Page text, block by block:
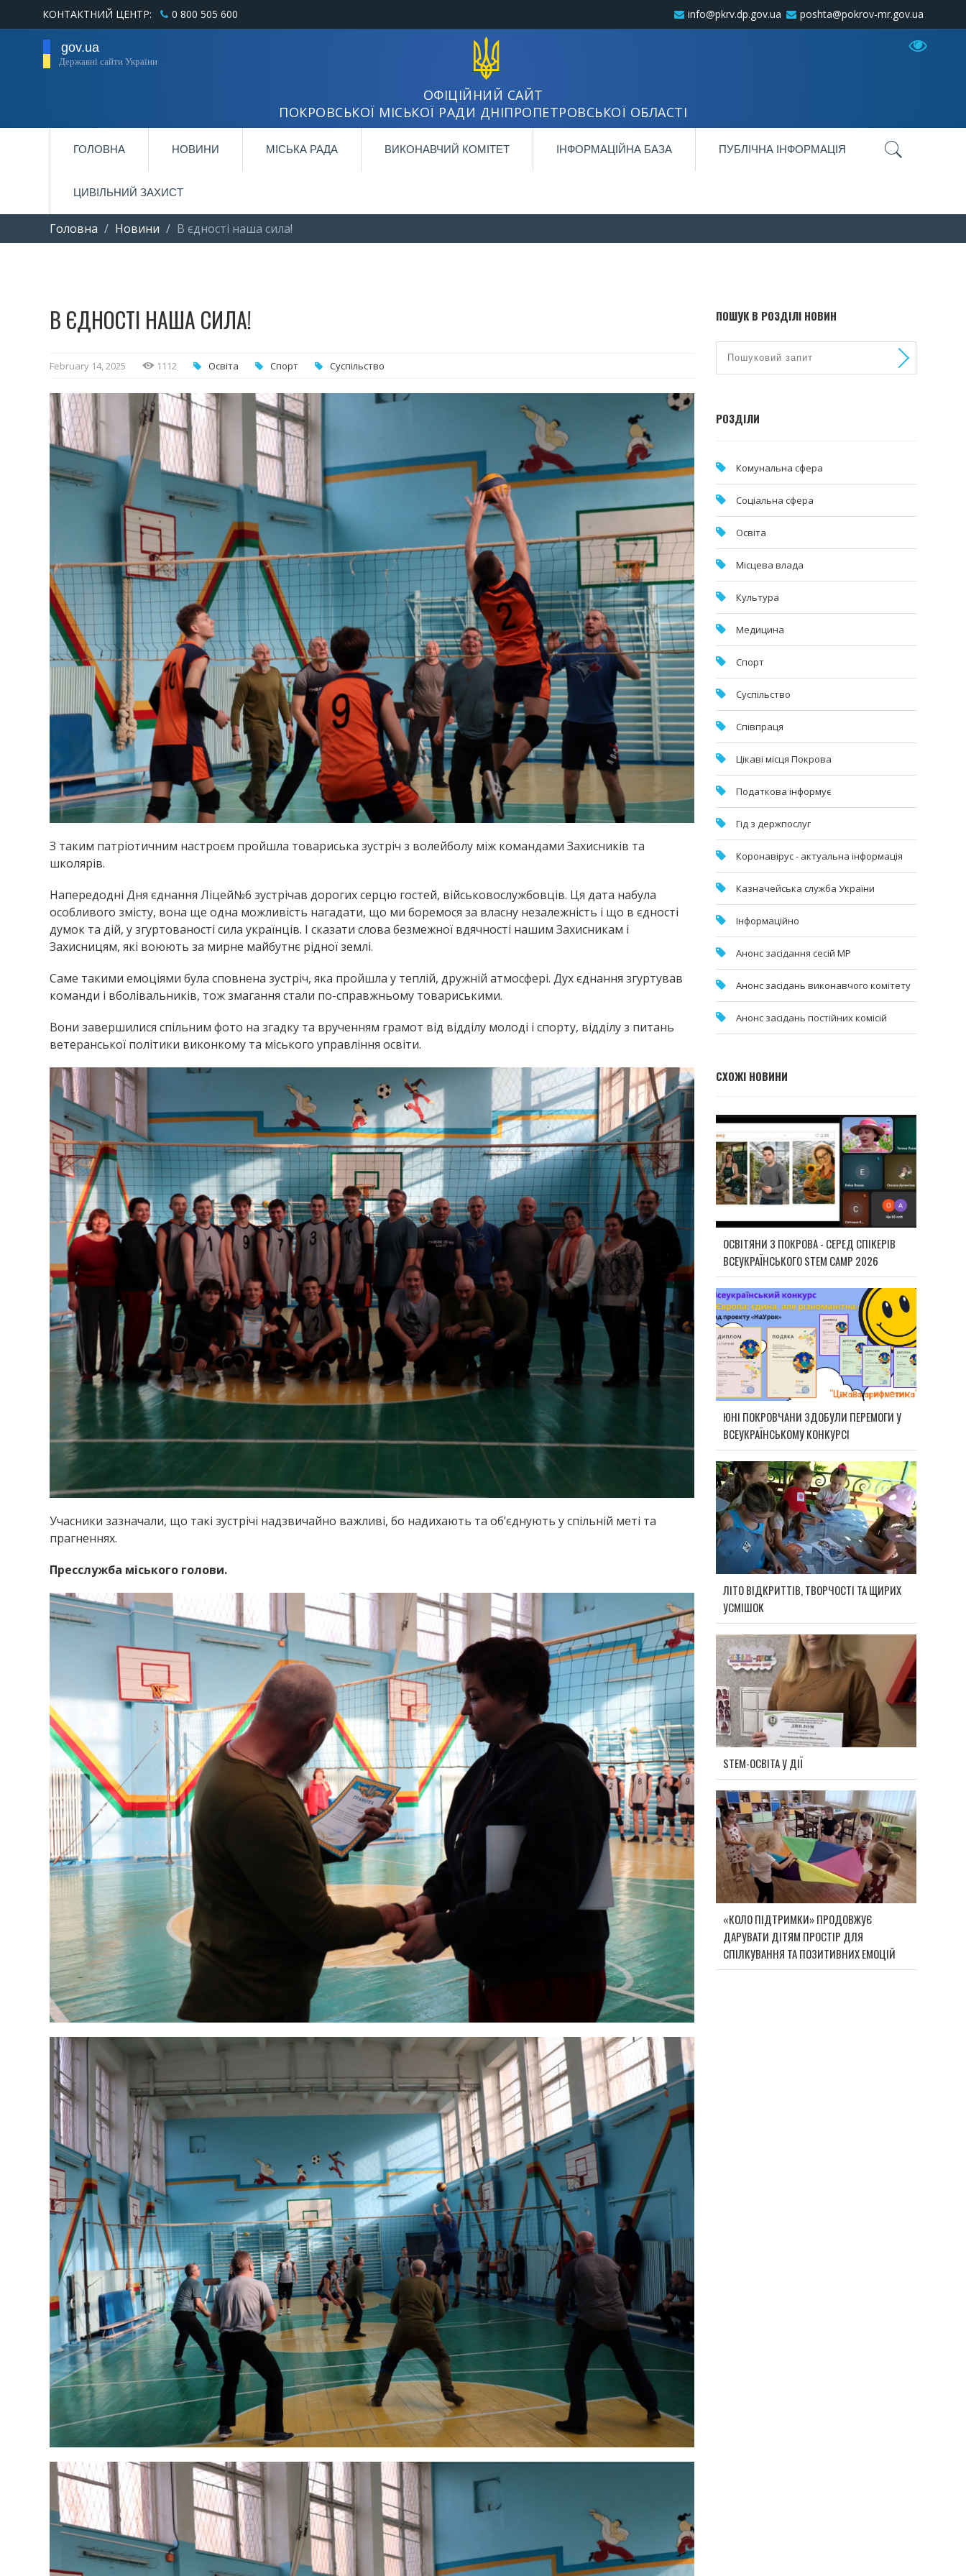
КОНТАКТНИЙ ЦЕНТР: 0 800 505 600 info@pkrv.dp.gov.ua poshta@pokrov-mr.gov.ua
gov.ua
Державні сайти України
ОФІЦІЙНИЙ САЙТ
ПОКРОВСЬКОЇ МІСЬКОЇ РАДИ ДНІПРОПЕТРОВСЬКОЇ ОБЛАСТІ
ГОЛОВНА НОВИНИ МІСЬКА РАДА ВИКОНАВЧИЙ КОМІТЕТ ІНФОРМАЦІЙНА БАЗА ПУБЛІЧНА ІНФОРМАЦІЯ
ЦИВІЛЬНИЙ ЗАХИСТ
Головна Новини В єдності наша сила!
В ЄДНОСТІ НАША СИЛА!
February 14, 2025 1112 Освіта Спорт Суспільство
З таким патріотичним настроєм пройшла товариська зустріч з волейболу між командами Захисників та
школярів.
Напередодні Дня єднання Ліцей№6 зустрічав дорогих серцю гостей, військовослужбовців. Ця дата набула
особливого змісту, вона ще одна можливість нагадати, що ми боремося за власну незалежність і що в єдності
думок та дій, у згуртованості сила українців. І сказати слова безмежної вдячності нашим Захисникам і
Захисницям, які воюють за мирне майбутнє рідної землі.
Саме такими емоціями була сповнена зустріч, яка пройшла у теплій, дружній атмосфері. Дух єднання згуртував
команди і вболівальників, тож змагання стали по-справжньому товариськими.
Вони завершилися спільним фото на згадку та врученням грамот від відділу молоді і спорту, відділу з питань
ветеранської політики виконкому та міського управління освіти.
Учасники зазначали, що такі зустрічі надзвичайно важливі, бо надихають та об’єднують у спільній меті та
прагненнях.
Пресслужба міського голови.
ПОШУК В РОЗДІЛІ НОВИН
РОЗДІЛИ
Комунальна cфера
Соціальна сфера
Освіта
Місцева влада
Культура
Медицина
Спорт
Суспільство
Співпраця
Цікаві місця Покрова
Податкова інформує
Гід з держпослуг
Коронавірус - актуальна інформація
Казначейська служба України
Інформаційно
Анонс засідання сесій МР
Анонс засідань виконавчого комітету
Анонс засідань постійних комісій
СХОЖІ НОВИНИ
ОСВІТЯНИ З ПОКРОВА - СЕРЕД СПІКЕРІВ
ВСЕУКРАЇНСЬКОГО STEM CAMP 2026
ЮНІ ПОКРОВЧАНИ ЗДОБУЛИ ПЕРЕМОГИ У
ВСЕУКРАЇНСЬКОМУ КОНКУРСІ
ЛІТО ВІДКРИТТІВ, ТВОРЧОСТІ ТА ЩИРИХ
УСМІШОК
STEM-ОСВІТА У ДІЇ
«КОЛО ПІДТРИМКИ» ПРОДОВЖУЄ
ДАРУВАТИ ДІТЯМ ПРОСТІР ДЛЯ
СПІЛКУВАННЯ ТА ПОЗИТИВНИХ ЕМОЦІЙ